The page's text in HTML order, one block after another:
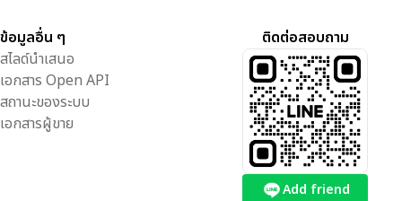
ข้อมูลอื่น ๆ
สไลด์นำเสนอ
เอกสาร Open API
สถานะของระบบ
เอกสารผู้ขาย
ติดต่อสอบถาม
Add friend